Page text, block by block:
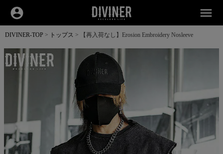
account_circle menu
DIVINER-TOP トップス 【再入荷なし】Erosion Embroidery Nosleeve